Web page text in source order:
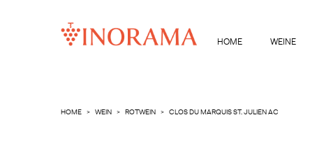
HOME WEINE
HOME WEIN ROTWEIN CLOS DU MARQUIS ST. JULIEN AC